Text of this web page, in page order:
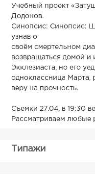
Учебный проект
Додонов.
Синопсис: Синопсис:
узнав о
своём смертельном
возвращаться домой и
Экклезиаста, но его
одноклассница Марта,
веру на прочность.
Съемки 27.04, в 19:30
Рассматриваем любые
Типажи